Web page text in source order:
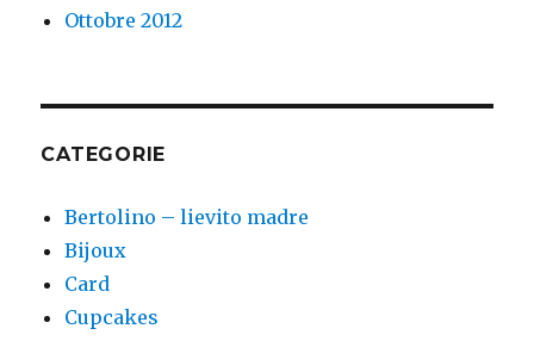
Ottobre 2012
CATEGORIE
Bertolino – lievito madre
Bijoux
Card
Cupcakes